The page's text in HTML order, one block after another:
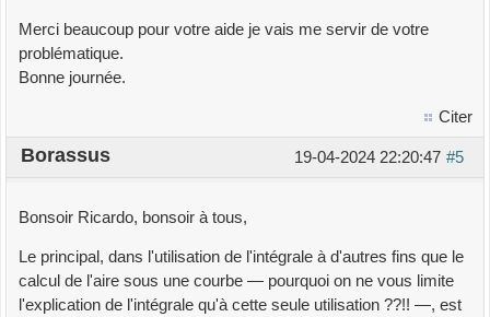
Merci beaucoup pour votre aide je vais me servir de votre
problématique.
Bonne journée.
Citer
#5
19-04-2024 22:20:47
Borassus
Bonsoir Ricardo, bonsoir à tous,
Le principal, dans l'utilisation de l'intégrale à d'autres fins que le
calcul de l'aire sous une courbe — pourquoi on ne vous limite
l'explication de l'intégrale qu'à cette seule utilisation ??!! —, est